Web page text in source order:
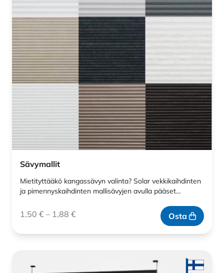
Sävymallit
Mietityttääkö kangassävyn valinta? Solar vekkikaihdinten
ja pimennyskaihdinten mallisävyjen avulla pääset…
1,50 € – 1,88 € Osta